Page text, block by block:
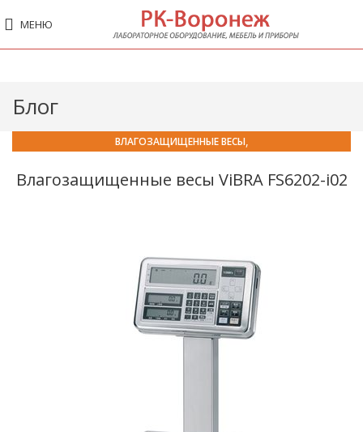
МЕНЮ
Блог
ВЛАГОЗАЩИЩЕННЫЕ ВЕСЫ,
Влагозащищенные весы ViBRA FS6202-i02